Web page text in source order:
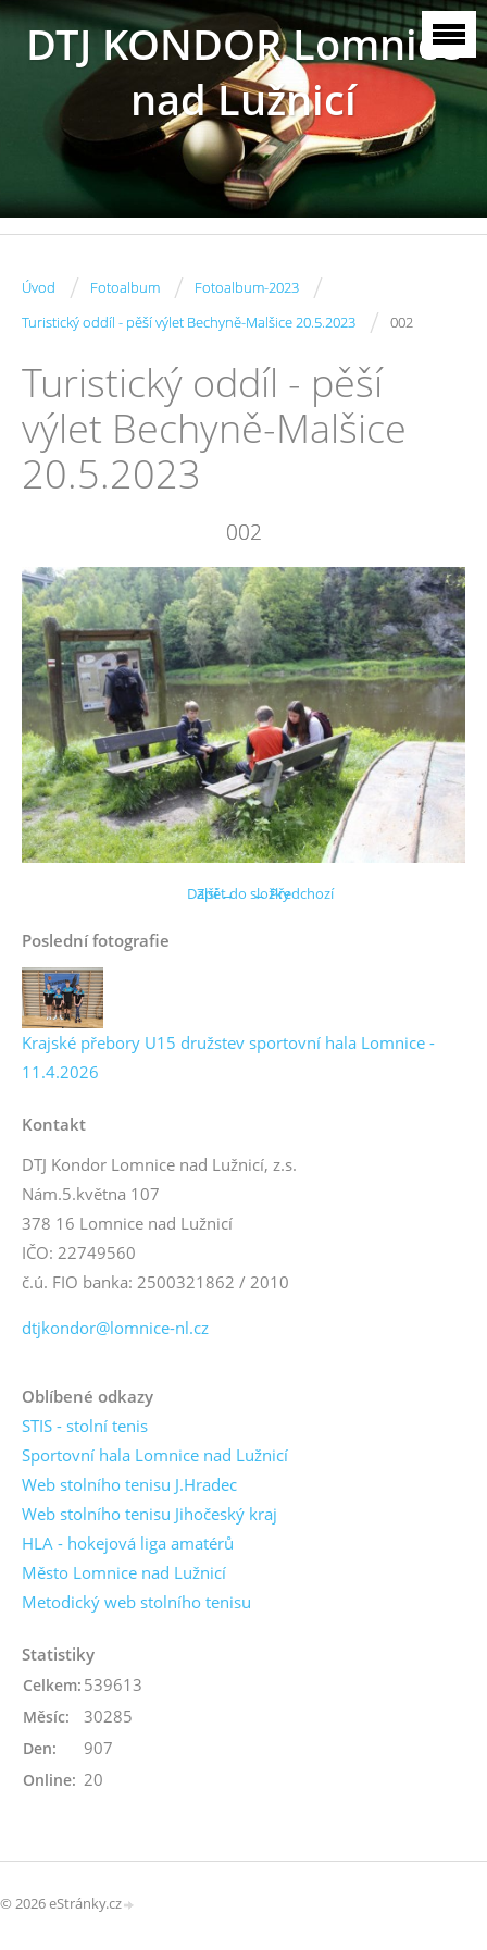
DTJ KONDOR Lomnice
nad Lužnicí
Úvod / Fotoalbum / Fotoalbum-2023 /
Turistický oddíl - pěší výlet Bechyně-Malšice 20.5.2023 / 002
Turistický oddíl - pěší
výlet Bechyně-Malšice
20.5.2023
002
← Předchozí
Další →
Zpět do složky
Poslední fotografie
Krajské přebory U15 družstev sportovní hala Lomnice -
11.4.2026
Kontakt
DTJ Kondor Lomnice nad Lužnicí, z.s.
Nám.5.května 107
378 16 Lomnice nad Lužnicí
IČO: 22749560
č.ú. FIO banka: 2500321862 / 2010
dtjkondor@lomnice-nl.cz
Oblíbené odkazy
STIS - stolní tenis
Sportovní hala Lomnice nad Lužnicí
Web stolního tenisu J.Hradec
Web stolního tenisu Jihočeský kraj
HLA - hokejová liga amatérů
Město Lomnice nad Lužnicí
Metodický web stolního tenisu
Statistiky
Online: 20
Celkem: 539613
Měsíc: 30285
Den: 907
© 2026 eStránky.cz